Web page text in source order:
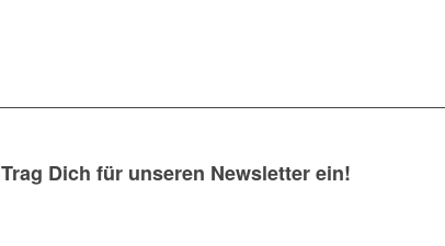
Trag Dich für unseren Newsletter ein!